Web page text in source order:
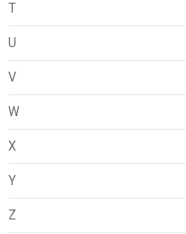
T
U
V
W
X
Y
Z